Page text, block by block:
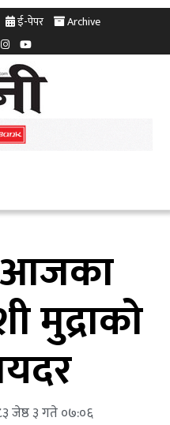
ई-पेपर Archive
आजका
मुद्राको
जेष्ठ ३ गते ०७:०६